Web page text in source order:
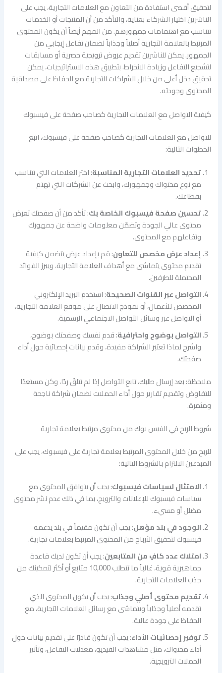
لتحقيق أقصى استفادة من التعاون مع العلامات التجارية، يجب على
الناشرين اختيار الشركاء بعناية، والتأكد من أن المنتجات أو الخدمات
تتناسب مع اهتمامات جمهورهم. من المهم أيضاً أن يكون المحتوى
المرتبط بالعلامة التجارية أصلياً وجذاباً لضمان تفاعل إيجابي من
الجمهور. يمكن للناشرين تقديم عروض ترويجية حصرية أو مسابقات
لتشجيع التفاعل وزيادة الانخراط. بتطبيق هذه الاستراتيجيات، يمكن
تحقيق دخل أعلى من خلال الشراكات التجارية مع الحفاظ على مصداقية
المحتوى وجودته.
كيفية التواصل مع العلامات التجارية كصاحب صفحة على فيسبوك
للتواصل مع العلامات التجارية كصاحب صفحة على فيسبوك، اتبع
الخطوات التالية:
تحديد العلامات التجارية المناسبة: اختر العلامات التي تتناسب
مع نوع محتواك وجمهورك، وابحث عن الشركات التي تهتم
بقطاعك.
تحسين صفحة فيسبوك الخاصة بك: تأكد من أن صفحتك تعرض
محتوى عالي الجودة وتضمّن معلومات واضحة عن جمهورك
وتفاعلهم مع المحتوى.
إعداد عرض مخصص للتعاون: قم بإعداد عرض يتضمن كيفية
تقديم محتوى يتماشى مع أهداف العلامة التجارية، ويبرز الفوائد
المحتملة للطرفين.
التواصل عبر القنوات الصحيحة: استخدم البريد الإلكتروني
المخصص للأعمال، أو نموذج الاتصال على موقع العلامة التجارية،
أو التواصل عبر وسائل التواصل الاجتماعي الرسمية.
التواصل بوضوح واحترافية: قدم نفسك وصفحتك بوضوح،
واشرح لماذا تعتبر الشراكة مفيدة، وقدم بيانات إحصائية حول أداء
صفحتك.
ملاحظة: بعد إرسال طلبك، تابع التواصل إذا لم تتلقَ ردًا، وكن مستعدًا
للتفاوض وتقديم تقارير حول أداء الحملات لضمان شراكة ناجحة
ومثمرة.
شروط الربح في الفيس بوك من محتوى مرتبط بعلامة تجارية
للربح من خلال المحتوى المرتبط بعلامة تجارية على فيسبوك، يجب على
المبدعين الالتزام بالشروط التالية:
الامتثال لسياسات فيسبوك: يجب أن يتوافق المحتوى مع
سياسات فيسبوك للإعلانات والترويج، بما في ذلك عدم نشر محتوى
مضلل أو مسيء.
الوجود في بلد مؤهل: يجب أن تكون مقيماً في بلد يدعمه
فيسبوك لتحقيق الأرباح من المحتوى المرتبط بعلامات تجارية.
امتلاك عدد كافٍ من المتابعين: يجب أن تكون لديك قاعدة
جماهيرية قوية، غالباً ما تتطلب 10,000 متابع أو أكثر لتمكينك من
جذب العلامات التجارية.
تقديم محتوى أصلي وجذاب: يجب أن يكون المحتوى الذي
تقدمه أصلياً وجذاباً ويتماشى مع رسائل العلامات التجارية، مع
الحفاظ على جودة عالية.
توفير إحصائيات الأداء: يجب أن تكون قادرًا على تقديم بيانات حول
أداء محتواك، مثل مشاهدات الفيديو، معدلات التفاعل، وتأثير
الحملات الترويجية.